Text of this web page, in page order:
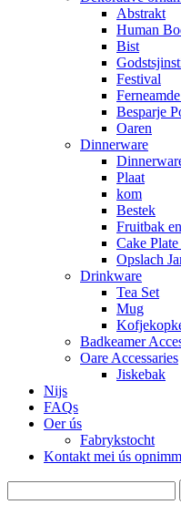
Abstrakt
Human
Bist
Festival
Besparje
Oaren
Dinnerware
Plaat
kom
Bestek
Fruitbak
Cake
Opslach
Drinkware
Tea Set
Mug
Badkeamer
Oare Accessaries
Jiskebak
Nijs
FAQs
Oer ús
Fabrykstocht
Kontakt mei ús